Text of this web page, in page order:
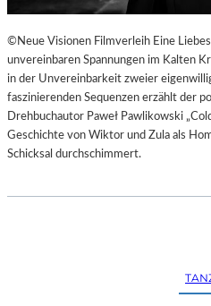
©Neue Visionen Filmverleih Eine
unvereinbaren Spannungen im Kalten
in der Unvereinbarkeit zweier
faszinierenden Sequenzen erzählt der
Drehbuchautor Paweł Pawlikowski
Geschichte von Wiktor und Zula als
Schicksal durchschimmert.